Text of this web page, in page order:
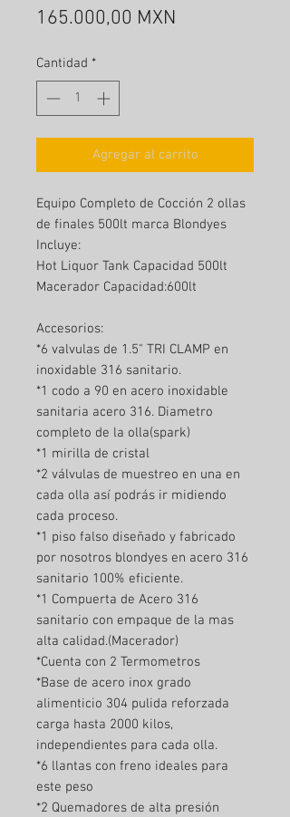
165.000,00 MXN
Cantidad *
Agregar al carrito
Equipo Completo de Cocción 2 ollas
de finales 500lt marca Blondyes
Incluye:
Hot Liquor Tank Capacidad 500lt
Macerador Capacidad:600lt
Accesorios:
*6 valvulas de 1.5" TRI CLAMP en
inoxidable 316 sanitario.
*1 codo a 90 en acero inoxidable
sanitaria acero 316. Diametro
completo de la olla(spark)
*1 mirilla de cristal
*2 válvulas de muestreo en una en
cada olla así podrás ir midiendo
cada proceso.
*1 piso falso diseñado y fabricado
por nosotros blondyes en acero 316
sanitario 100% eficiente.
*1 Compuerta de Acero 316
sanitario con empaque de la mas
alta calidad.(Macerador)
*Cuenta con 2 Termometros
*Base de acero inox grado
alimenticio 304 pulida reforzada
carga hasta 2000 kilos,
independientes para cada olla.
*6 llantas con freno ideales para
este peso
*2 Quemadores de alta presión